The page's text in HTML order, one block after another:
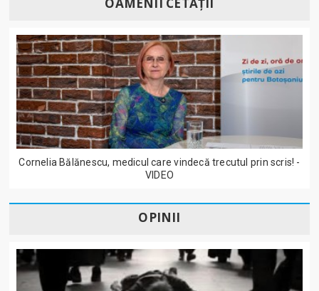
OAMENII CETĂȚII
Cornelia Bălănescu, medicul care vindecă trecutul prin scris! -
VIDEO
OPINII